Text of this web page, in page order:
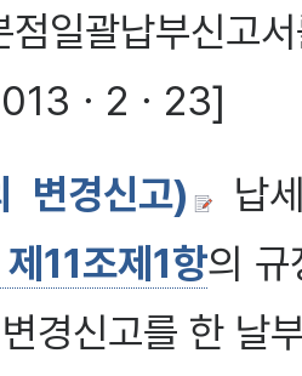
점일괄납부신고
ㆍ2ㆍ23]
변경신고)
납
11조제1항의 규
경신고를 한 날